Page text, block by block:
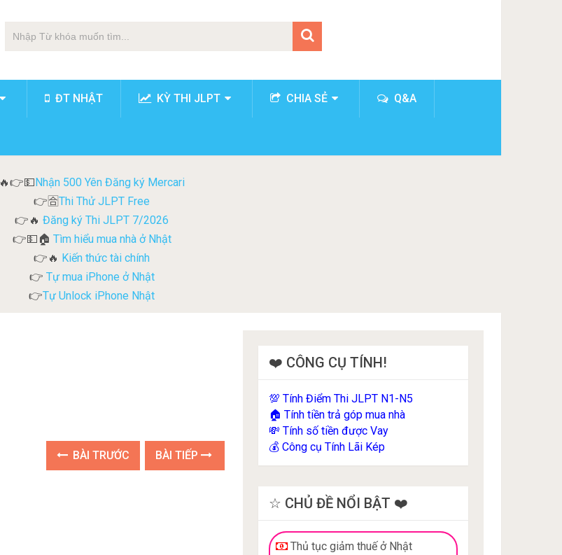
ĐT NHẬT KỲ THI JLPT CHIA SẺ Q&A
🔥👉💵Nhận 500 Yên Đăng ký Mercari
👉🈴Thi Thử JLPT Free
👉🔥 Đăng ký Thi JLPT 7/2026
👉💵🏠 Tìm hiểu mua nhà ở Nhật
👉🔥 Kiến thức tài chính
👉 Tự mua iPhone ở Nhật
👉Tự Unlock iPhone Nhật
BÀI TRƯỚC BÀI TIẾP
❤️ CÔNG CỤ TÍNH!
💯Tính Điểm Thi JLPT N1-N5
🏠Tính tiền trả góp mua nhà
💸Tính số tiền được Vay
💰Công cụ Tính Lãi Kép
☆ CHỦ ĐỀ NỔI BẬT ❤️
Thủ tục giảm thuế ở Nhật